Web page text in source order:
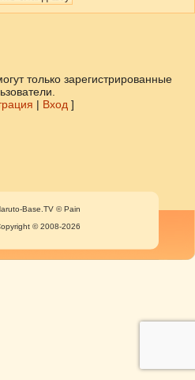
только зарегистрированные
| Вход ]
Base.TV © Pain
© 2008-2026